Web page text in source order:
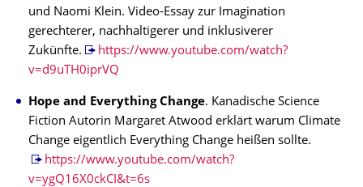
und Naomi Klein. Video-Essay zur Imagination
gerechterer, nachhaltigerer und inklusiverer
Zukünfte.
https://www.youtube.com/watch?
v=d9uTH0iprVQ
Hope and Everything Change. Kanadische Science
Fiction Autorin Margaret Atwood erklärt warum Climate
Change eigentlich Everything Change heißen sollte.
https://www.youtube.com/watch?
v=ygQ16X0ckCI&t=6s